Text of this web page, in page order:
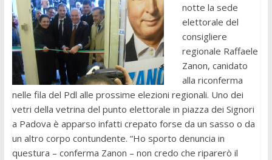
notte la sede
elettorale del
consigliere
regionale Raffaele
Zanon, canidato
alla riconferma
nelle fila del Pdl alle prossime elezioni regionali. Uno dei
vetri della vetrina del punto elettorale in piazza dei Signori
a Padova è apparso infatti crepato forse da un sasso o da
un altro corpo contundente. “Ho sporto denuncia in
questura – conferma Zanon – non credo che riparerò il